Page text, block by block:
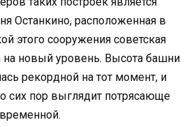
Останкино, расположенная в
этого сооружения советская
на новый уровень. Высота башни
рекордной на тот момент, и
сих пор выглядит потрясающе